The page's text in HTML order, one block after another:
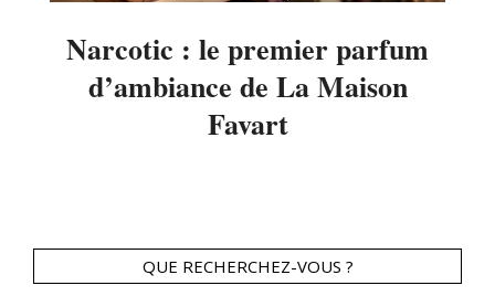
Narcotic : le premier parfum
d’ambiance de La Maison
Favart
QUE RECHERCHEZ-VOUS ?